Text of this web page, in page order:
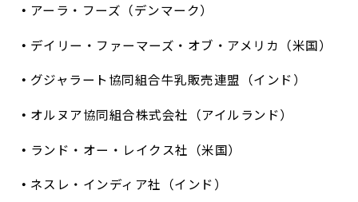
アーラ・フーズ（デンマーク）
デイリー・ファーマーズ・オブ・アメリカ（米国）
グジャラート協同組合牛乳販売連盟（インド）
オルヌア協同組合株式会社（アイルランド）
ランド・オー・レイクス社（米国）
ネスレ・インディア社（インド）